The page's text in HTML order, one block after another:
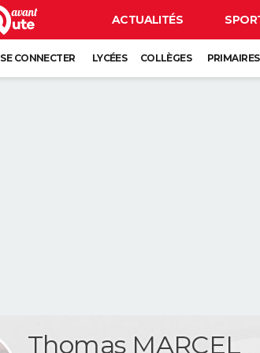
ACTUALITÉS
SE CONNECTER LYCÉES COLLÈGES PRIMAIRES
Thomas MARCEL